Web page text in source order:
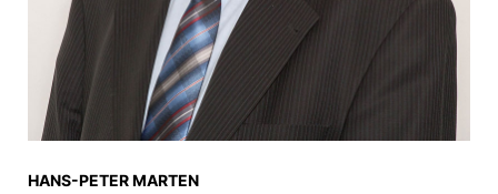
HANS-PETER MARTEN